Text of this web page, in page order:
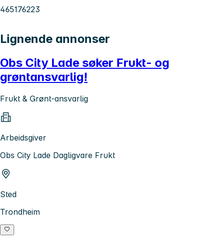
465176223
Lignende annonser
Obs City Lade søker Frukt- og
grøntansvarlig!
Frukt & Grønt-ansvarlig
Arbeidsgiver
Obs City Lade Dagligvare Frukt
Sted
Trondheim